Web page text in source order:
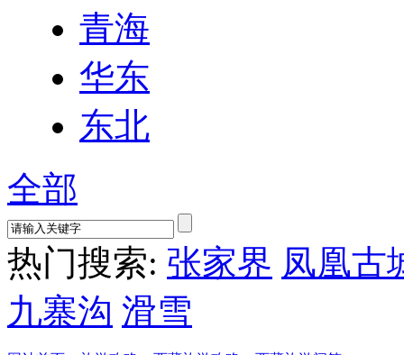
青海
华东
东北
全部
热门搜索: 张家界 凤凰古
九寨沟 滑雪